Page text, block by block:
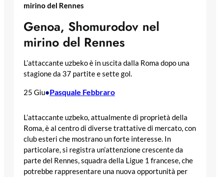
mirino del Rennes
Genoa, Shomurodov nel
mirino del Rennes
L’attaccante uzbeko è in uscita dalla Roma dopo una
stagione da 37 partite e sette gol.
25 Giu•Pasquale Febbraro
L’attaccante uzbeko, attualmente di proprietà della
Roma, è al centro di diverse trattative di mercato, con
club esteri che mostrano un forte interesse. In
particolare, si registra un’attenzione crescente da
parte del Rennes, squadra della Ligue 1 francese, che
potrebbe rappresentare una nuova opportunità per